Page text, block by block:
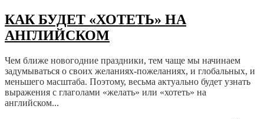
КАК БУДЕТ «ХОТЕТЬ» НА
АНГЛИЙСКОМ
Чем ближе новогодние праздники, тем чаще мы начинаем
задумываться о своих желаниях-пожеланиях, и глобальных, и
меньшего масштаба. Поэтому, весьма актуально будет узнать
выражения с глаголами «желать» или «хотеть» на
английском...